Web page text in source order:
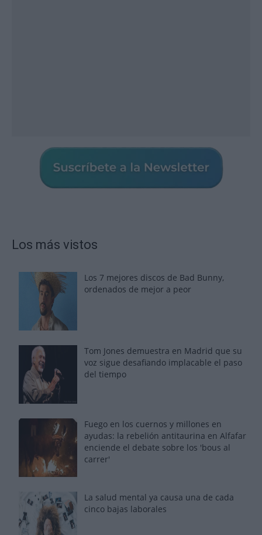
Los más vistos
Los 7 mejores discos de Bad Bunny,
ordenados de mejor a peor
Tom Jones demuestra en Madrid que su
voz sigue desafiando implacable el paso
del tiempo
Fuego en los cuernos y millones en
ayudas: la rebelión antitaurina en Alfafar
enciende el debate sobre los 'bous al
carrer'
La salud mental ya causa una de cada
cinco bajas laborales